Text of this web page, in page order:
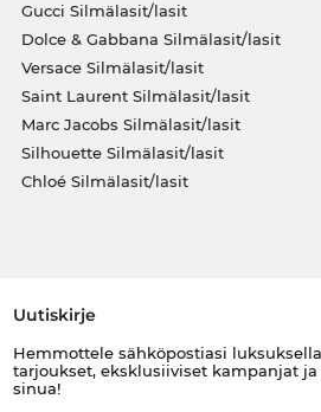
Gucci Silmälasit/lasit
Dolce & Gabbana Silmälasit/lasit
Versace Silmälasit/lasit
Saint Laurent Silmälasit/lasit
Marc Jacobs Silmälasit/lasit
Silhouette Silmälasit/lasit
Chloé Silmälasit/lasit
Uutiskirje
Hemmottele sähköpostiasi
tarjoukset, eksklusiiviset kampanjat
sinua!